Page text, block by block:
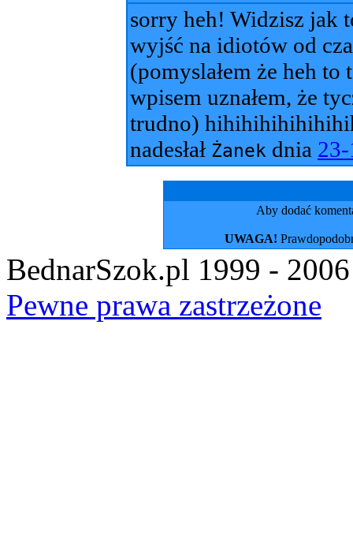
sorry heh! Widzisz jak
wyjść na idiotów od
(pomyslałem że heh to
wpisem uznałem, że
trudno)
nadesłał Żanek dnia
Aby dodać
UWAGA!
BednarSzok.pl 1999 - 2006
Pewne prawa zastrzeżone